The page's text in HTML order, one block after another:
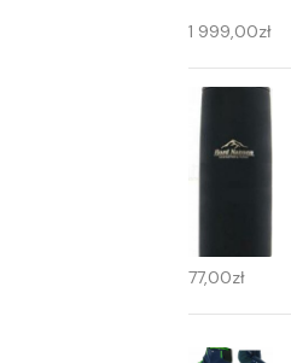
1 999,00zł
77,00zł